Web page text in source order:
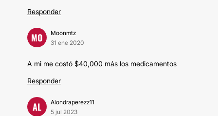
Responder
MO
Moonmtz
31 ene 2020
A mi me costó $40,000 más los medicamentos
Responder
AL
Alondraperezz11
5 jul 2023